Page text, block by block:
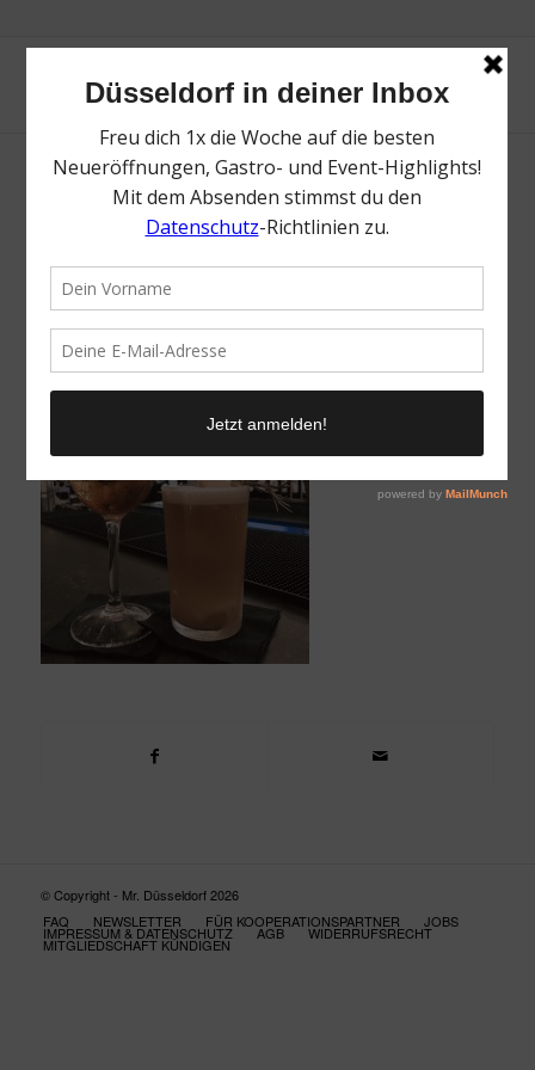
Drinks Casa Cook Bar
9. Oktober 2018 /
© Copyright - Mr. Düsseldorf 2026
FAQ
NEWSLETTER FÜR KOOPERATIONSPARTNER JOBS
IMPRESSUM & DATENSCHUTZ AGB WIDERRUFSRECHT
MITGLIEDSCHAFT KÜNDIGEN